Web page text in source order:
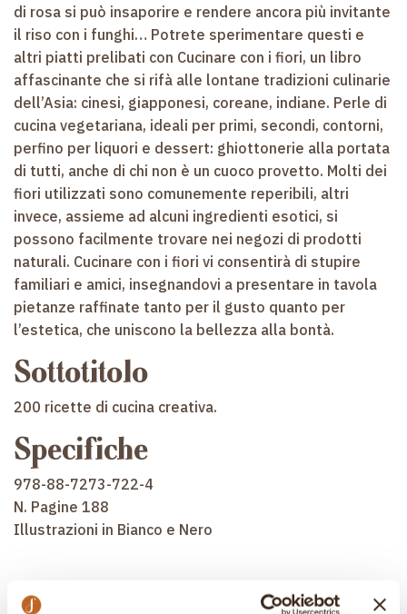
di rosa si può insaporire e rendere ancora più invitante
il riso con i funghi… Potrete sperimentare questi e
altri piatti prelibati con Cucinare con i fiori, un libro
affascinante che si rifà alle lontane tradizioni culinarie
dell’Asia: cinesi, giapponesi, coreane, indiane. Perle di
cucina vegetariana, ideali per primi, secondi, contorni,
perfino per liquori e dessert: ghiottonerie alla portata
di tutti, anche di chi non è un cuoco provetto. Molti dei
fiori utilizzati sono comunemente reperibili, altri
invece, assieme ad alcuni ingredienti esotici, si
possono facilmente trovare nei negozi di prodotti
naturali. Cucinare con i fiori vi consentirà di stupire
familiari e amici, insegnandovi a presentare in tavola
pietanze raffinate tanto per il gusto quanto per
l’estetica, che uniscono la bellezza alla bontà.
Sottotitolo
200 ricette di cucina creativa.
Specifiche
978-88-7273-722-4
N. Pagine 188
Illustrazioni in Bianco e Nero